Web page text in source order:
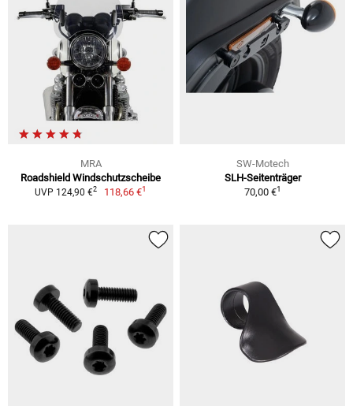
MRA
Roadshield Windschutzscheibe
UVP 124,90 €2 118,66 €1
SW-Motech
SLH-Seitenträger
70,00 €1